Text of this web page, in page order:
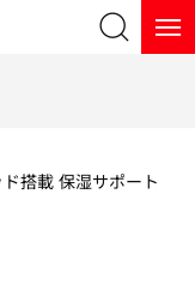
検索
搭載 保湿サポート